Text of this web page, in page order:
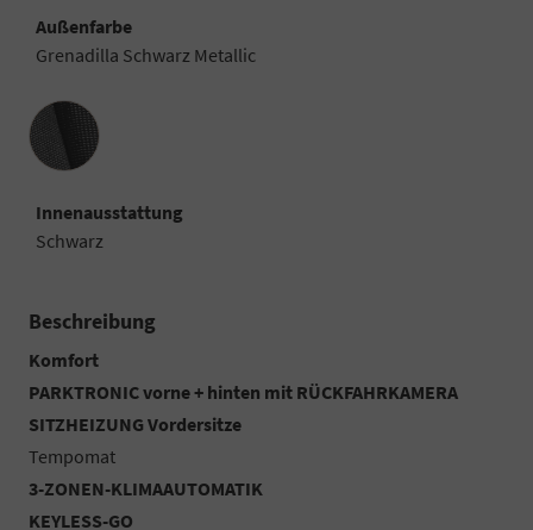
Außenfarbe
Grenadilla Schwarz Metallic
Innenausstattung
Innenausstattung
Schwarz
Beschreibung
Komfort
PARKTRONIC vorne + hinten mit RÜCKFAHRKAMERA
SITZHEIZUNG Vordersitze
Tempomat
3-ZONEN-KLIMAAUTOMATIK
KEYLESS-GO